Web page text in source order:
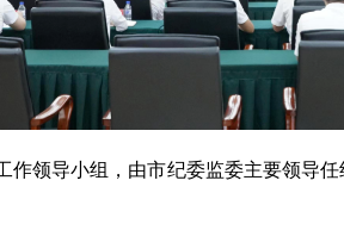
作领导小组，由市纪委监委主要领导